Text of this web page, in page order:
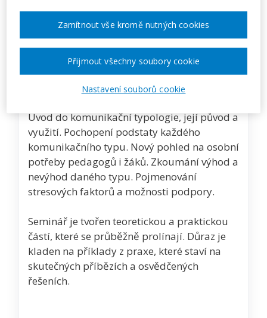
Zobrazit akci na webu pořadatele
Popis akce
Úvod do komunikační typologie, její původ a
využití. Pochopení podstaty každého
komunikačního typu. Nový pohled na osobní
potřeby pedagogů i žáků. Zkoumání výhod a
nevýhod daného typu. Pojmenování
stresových faktorů a možnosti podpory.
Seminář je tvořen teoretickou a praktickou
částí, které se průběžně prolínají. Důraz je
kladen na příklady z praxe, které staví na
skutečných příbězích a osvědčených
řešeních.
Nastavení souborů cookie
Zamítnout vše kromě nutných cookies
Přijmout všechny soubory cookie